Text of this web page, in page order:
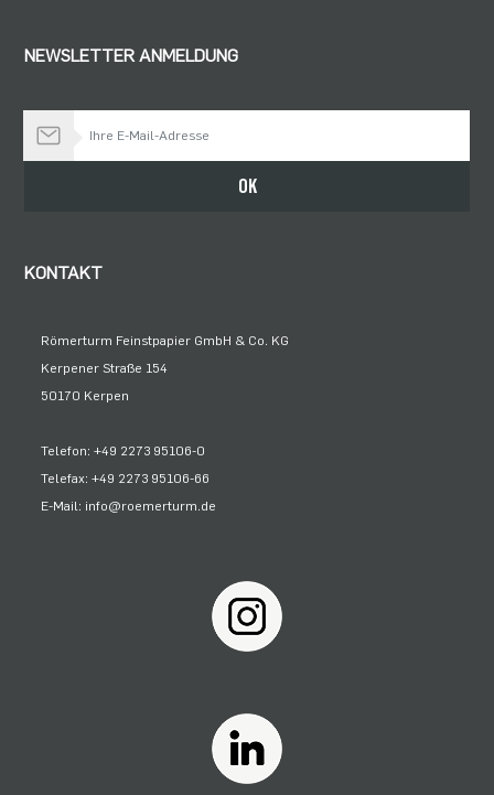
NEWSLETTER ANMELDUNG
OK
KONTAKT
Römerturm Feinstpapier GmbH & Co. KG
Kerpener Straße 154
50170 Kerpen
Telefon: +49 2273 95106-0
Telefax: +49 2273 95106-66
E-Mail: info@roemerturm.de